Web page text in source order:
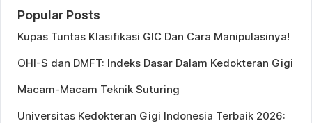
Popular Posts
Kupas Tuntas Klasifikasi GIC Dan Cara Manipulasinya!
OHI-S dan DMFT: Indeks Dasar Dalam Kedokteran Gigi
Macam-Macam Teknik Suturing
Universitas Kedokteran Gigi Indonesia Terbaik 2026: